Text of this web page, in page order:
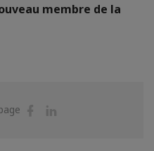
membre de la
Partager